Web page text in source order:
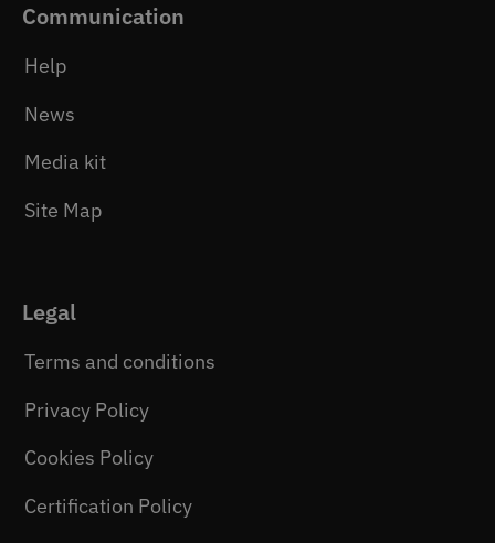
Communication
Help
News
Media kit
Site Map
Legal
Terms and conditions
Privacy Policy
Cookies Policy
Certification Policy